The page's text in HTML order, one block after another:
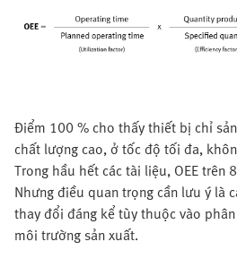
Điểm 100 % cho thấy thiết bị chỉ
chất lượng cao, ở tốc độ tối đa,
Trong hầu hết các tài liệu, OEE trên
Nhưng điều quan trọng cần lưu ý là
thay đổi đáng kể tùy thuộc vào
môi trường sản xuất.